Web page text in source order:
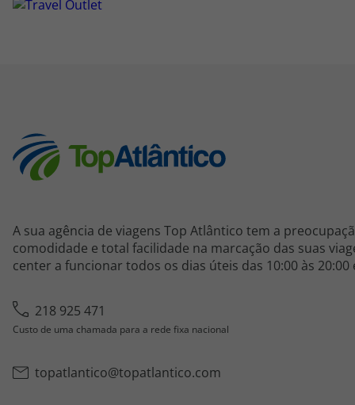
A sua agência de viagens Top Atlântico tem a
comodidade e total facilidade na marcação das suas
center a funcionar todos os dias úteis das 10:00 às 20:00
218 925 471
Custo de uma chamada para a rede fixa nacional
topatlantico@topatlantico.com